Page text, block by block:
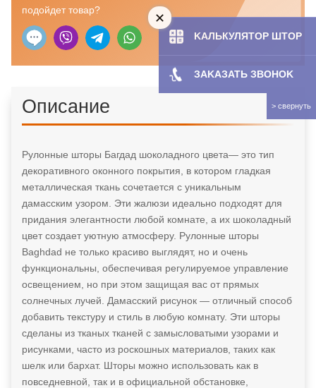
подойдет товар?
Описание
Рулонные шторы Багдад шоколадного цвета— это тип
декоративного оконного покрытия, в котором гладкая
металлическая ткань сочетается с уникальным
дамасским узором. Эти жалюзи идеально подходят для
придания элегантности любой комнате, а их шоколадный
цвет создает уютную атмосферу. Рулонные шторы
Baghdad не только красиво выглядят, но и очень
функциональны, обеспечивая регулируемое управление
освещением, но при этом защищая вас от прямых
солнечных лучей. Дамасский рисунок — отличный способ
добавить текстуру и стиль в любую комнату. Эти шторы
сделаны из тканых тканей с замысловатыми узорами и
рисунками, часто из роскошных материалов, таких как
шелк или бархат. Шторы можно использовать как в
повседневной, так и в официальной обстановке,
KAЛЬКУЛЯТOP ШТОР
ЗAKAЗATЬ ЗBOHOK